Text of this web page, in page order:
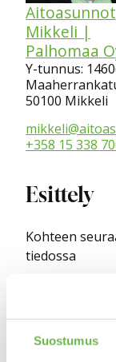
Suostumus
Aitoasunnot
Mikkeli |
Palhomaa
Y-tunnus:
50100 Mikkeli
+358 15 338
Esittely
Kohteen
tiedossa